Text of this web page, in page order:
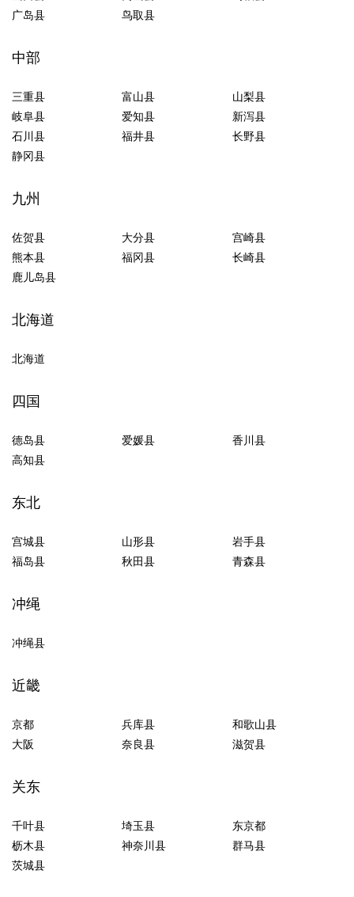
广岛县
鸟取县
中部
三重县 富山县
山梨县
岐阜县
爱知县
新泻县
石川县
福井县
长野县
静冈县
九州
佐贺县 大分县
宫崎县
熊本县
福冈县
长崎县
鹿儿岛县
北海道
北海道
四国
德岛县 爱媛县
香川县
高知县
东北
宫城县 山形县
岩手县
福岛县
秋田县 青森县
冲绳
冲绳县
近畿
京都 兵库县
和歌山县
大阪
奈良县 滋贺县
关东
千叶县 埼玉县
东京都
枥木县
神奈川县
群马县
茨城县